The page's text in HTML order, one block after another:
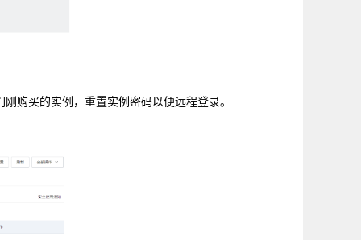
购买的实例，重置实例密码以便远程登录。